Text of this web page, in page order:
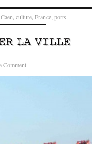
Caen, culture, France, ports
LA VILLE
Comment